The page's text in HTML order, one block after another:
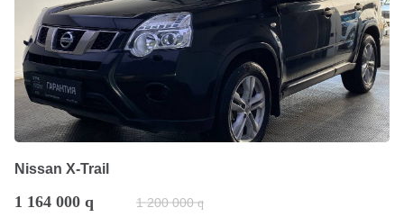
Nissan X-Trail
1 164 000 q 1 200 000 q